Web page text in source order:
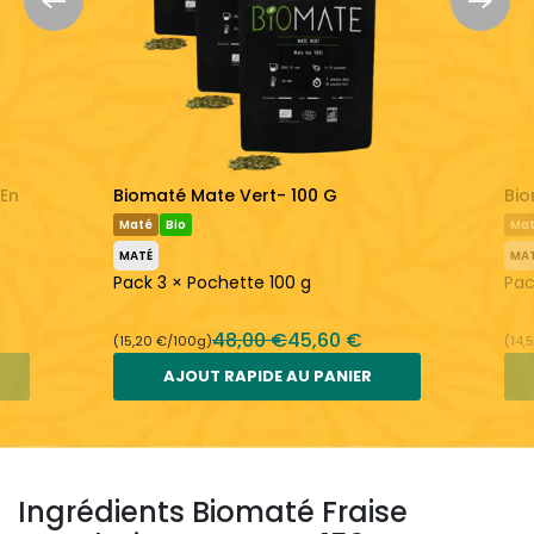
journée
Avant 17h
3,75 g - 25 cl
Maté
Biomaté Mate Vert- 100 G
Maté
Bio
MATÉ
Pack 3 × Pochette 100 g
(15,20 €/100g)48,00 €45,60 €
AJOUT RAPIDE AU PANIER
Ingrédients Biomaté Fraise